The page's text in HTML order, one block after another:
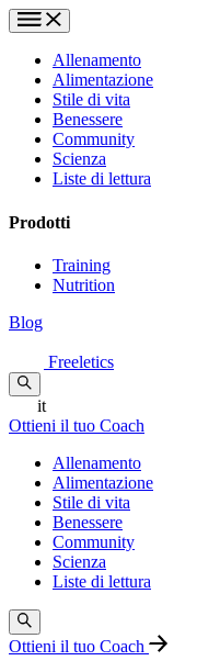
Allenamento
Alimentazione
Stile di vita
Benessere
Community
Scienza
Liste di lettura
Prodotti
Training
Nutrition
Blog
Freeletics
it
Ottieni il tuo Coach
Allenamento
Alimentazione
Stile di vita
Benessere
Community
Scienza
Liste di lettura
Ottieni il tuo Coach